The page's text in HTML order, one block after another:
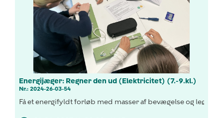
Energijæger: Regner den ud (Elektricitet) (7.-9.kl.)
Nr.: 2024-26-03-54
Få et energifyldt forløb med masser af bevægelse og leg,